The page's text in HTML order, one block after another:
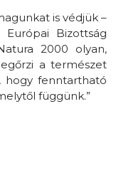
is védjük –
Bizottság
2000 olyan,
a természet
hogy fenntartható
függünk.”